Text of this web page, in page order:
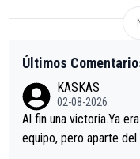
Últimos
KASKAS
02-08-2026
Al fin una victoria.Ya
equipo, pero aparte